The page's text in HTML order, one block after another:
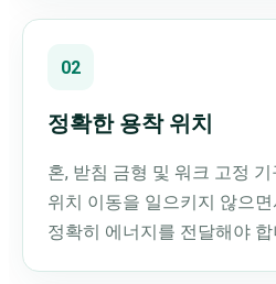
02
정확한 용착 위치
혼, 받침 금형 및 워크 고정
위치 이동을 일으키지 않으
정확히 에너지를 전달해야 합